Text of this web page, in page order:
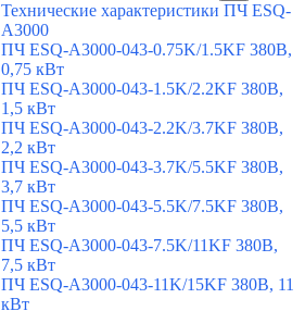
Технические характеристики ПЧ ESQ-
A3000
ПЧ ESQ-A3000-043-0.75K/1.5KF 380В,
0,75 кВт
ПЧ ESQ-A3000-043-1.5K/2.2KF 380В,
1,5 кВт
ПЧ ESQ-A3000-043-2.2K/3.7KF 380В,
2,2 кВт
ПЧ ESQ-A3000-043-3.7K/5.5KF 380В,
3,7 кВт
ПЧ ESQ-A3000-043-5.5K/7.5KF 380В,
5,5 кВт
ПЧ ESQ-A3000-043-7.5K/11KF 380В,
7,5 кВт
ПЧ ESQ-A3000-043-11K/15KF 380В, 11
кВт